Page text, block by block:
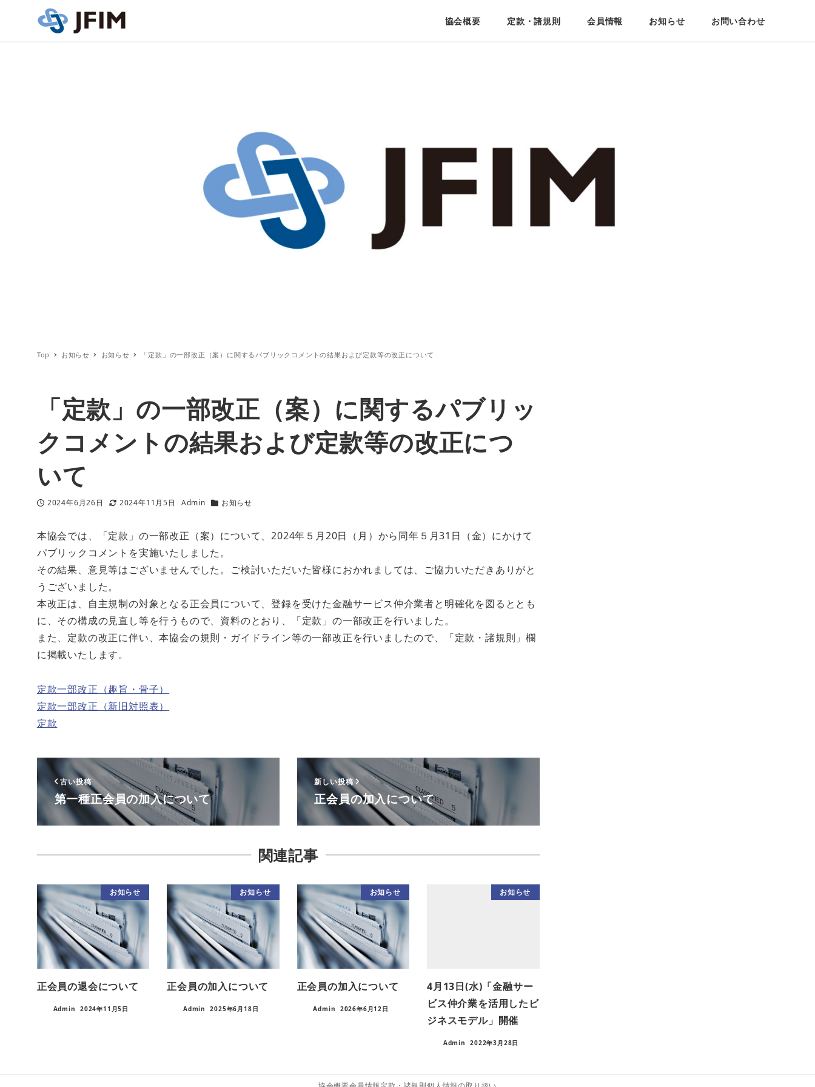
協会概要 定款・諸規則 会員情報 お知らせ お問い合わせ
Top お知らせ お知らせ 「定款」の一部改正（案）に関するパブリックコメントの結果および定款等の改正について
「定款」の一部改正（案）に関するパブリッ
クコメントの結果および定款等の改正につ
いて
投稿日
2024年6月26日
更新日
2024年11月5日
著
Admin
カテゴリー
お知らせ
本協会では、「定款」の一部改正（案）について、2024年５月20日（月）から同年５月31日（金）にかけて
パブリックコメントを実施いたしました。
その結果、意見等はございませんでした。ご検討いただいた皆様におかれましては、ご協力いただきありがと
うございました。
本改正は、自主規制の対象となる正会員について、登録を受けた金融サービス仲介業者と明確化を図るととも
に、その構成の見直し等を行うもので、資料のとおり、「定款」の一部改正を行いました。
また、定款の改正に伴い、本協会の規則・ガイドライン等の一部改正を行いましたので、「定款・諸規則」欄
に掲載いたします。
定款一部改正（趣旨・骨子）
定款一部改正（新旧対照表）
定款
古い投稿
第一種正会員の加入について
新しい投稿
正会員の加入について
関連記事
お知らせ
正会員の退会について
Admin 2024年11月5日
お知らせ
正会員の加入について
Admin 2025年6月18日
お知らせ
正会員の加入について
Admin 2026年6月12日
お知らせ
4月13日(水)「金融サー
ビス仲介業を活用したビ
ジネスモデル」開催
Admin 2022年3月28日